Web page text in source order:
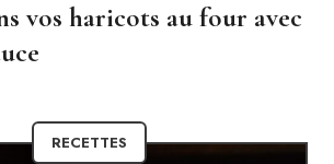
vos haricots au four avec
RECETTES